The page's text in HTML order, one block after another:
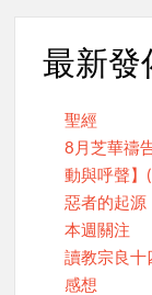
最新發
聖經
8月芝華禱
動與呼聲
惡者的起源
本週關注
讀教宗良十
感想